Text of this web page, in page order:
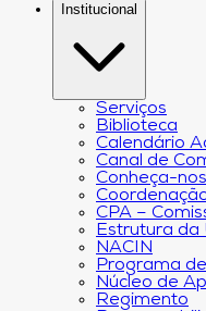
Institucional
Serviços
Biblioteca
Calendário
Canal de
Conheça-nos
CPA –
Estrutura da
NACIN
Programa
Núcleo de
Regimento